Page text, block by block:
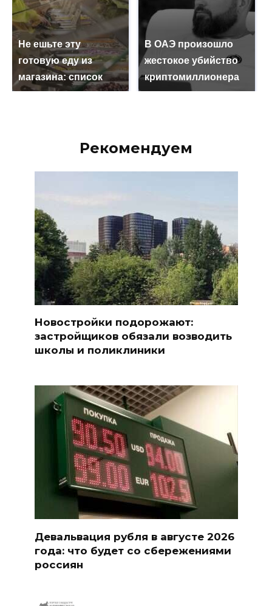
Не ешьте эту
готовую еду из
магазина: список
В ОАЭ произошло
жестокое убийство
криптомиллионера
Рекомендуем
Новостройки подорожают:
застройщиков обязали возводить
школы и поликлиники
Девальвация рубля в августе 2026
года: что будет со сбережениями
россиян